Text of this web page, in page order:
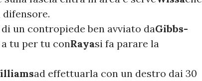
difensore.
un contropiede ben avviato daGibbs-
tu per tu conRayasi fa parare la
ad effettuarla con un destro dai 30